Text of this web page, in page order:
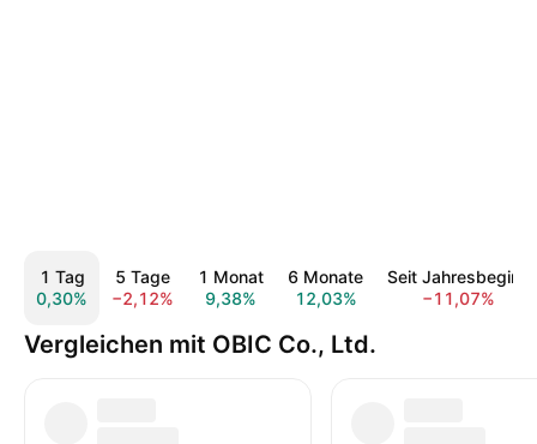
1 Tag
0,30%
5 Tage
−2,12%
1 Monat
9,38%
6 Monate
12,03%
Seit Jahresbeginn
−11,07%
Vergleichen mit OBIC Co., Ltd.